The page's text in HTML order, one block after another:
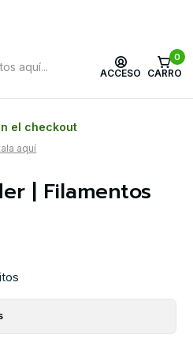
ACCESO
0
CARRO
el checkout
aquí
| Filamentos